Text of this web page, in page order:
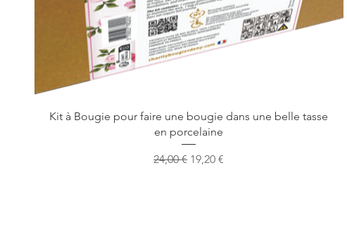
Vista rapida
Kit à Bougie pour faire une bougie dans une belle tasse
en porcelaine
Prezzo regolare
24,00 € Prezzo scontato
19,20 €